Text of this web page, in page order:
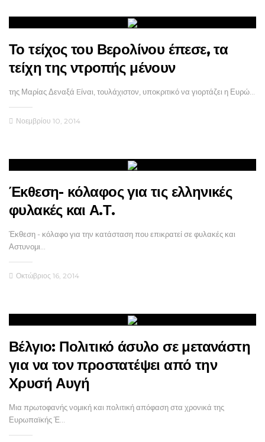
Το τείχος του Βερολίνου έπεσε, τα
τείχη της ντροπής μένουν‏
της Μαρίας Δεναξά Eίναι, τουλάχιστον, υποκριτικό να γιορτάζει η Ευρώ…
Νοεμβρίου 10, 2014
Έκθεση- κόλαφος για τις ελληνικές
φυλακές και Α.Τ.
Έκθεση - κόλαφο για την κατάσταση που επικρατεί σε φυλακές και
Αστυνομι…
Οκτώβριος 16, 2014
Βέλγιο: Πολιτικό άσυλο σε μετανάστη
για να τον προστατέψει από την
Χρυσή Αυγή
Μια πρωτοφανής νομική και πολιτική απόφαση στα χρονικά της
Ευρωπαϊκής Έ…